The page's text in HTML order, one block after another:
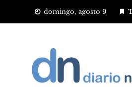
domingo, agosto 9